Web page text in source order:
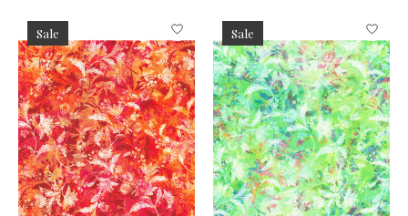
Sale Sale